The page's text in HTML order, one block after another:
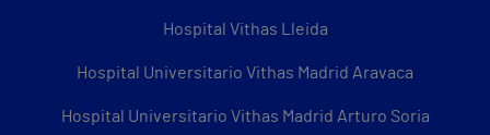
Hospital Vithas Lleida
Hospital Universitario Vithas Madrid Aravaca
Hospital Universitario Vithas Madrid Arturo Soria